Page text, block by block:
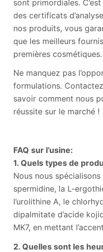
sont primordiales.
des certificats
nos produits, vous
que les meilleurs
premières cosmétiques.
Ne manquez pas
formulations.
savoir comment nous
réussite sur le marché !
FAQ sur l’usine:
1. Quels types de
Nous nous
spermidine, la L-
l’urolithine A, le
dipalmitate d’acide
MK7, en mettant
2. Quelles sont les